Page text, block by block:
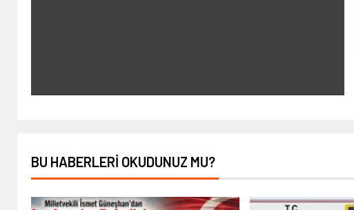
BU HABERLERI OKUDUNUZ MU?